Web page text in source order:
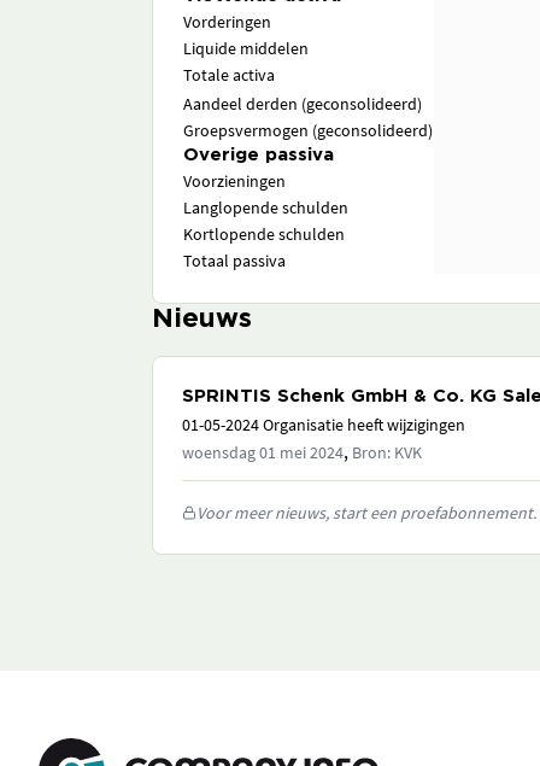
Vorderingen
Liquide middelen
Totale activa
Aandeel derden (geconsolideerd)
Groepsvermogen (geconsolideerd)
Overige passiva
Voorzieningen
Langlopende schulden
Kortlopende schulden
Totaal passiva
Nieuws
SPRINTIS Schenk GmbH & Co. KG
01-05-2024 Organisatie heeft wijzigingen
woensdag 01 mei 2024, Bron: KVK
Voor meer nieuws, start een proefabonnement.